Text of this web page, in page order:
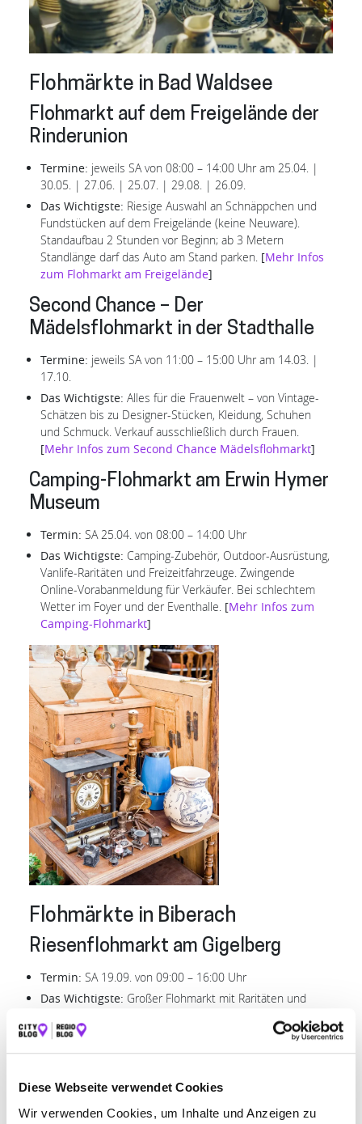
Diese Webseite verwendet Cookies
Wir verwenden Cookies, um Inhalte und Anzeigen zu
Flohmärkte in Bad Waldsee
Flohmarkt auf dem Freigelände der
Rinderunion
Termine: jeweils SA von 08:00 – 14:00 Uhr am 25.04. |
30.05. | 27.06. | 25.07. | 29.08. | 26.09.
Das Wichtigste: Riesige Auswahl an Schnäppchen und
Fundstücken auf dem Freigelände (keine Neuware).
Standaufbau 2 Stunden vor Beginn; ab 3 Metern
Standlänge darf das Auto am Stand parken. [Mehr Infos
zum Flohmarkt am Freigelände]
Second Chance – Der
Mädelsflohmarkt in der Stadthalle
Termine: jeweils SA von 11:00 – 15:00 Uhr am 14.03. |
17.10.
Das Wichtigste: Alles für die Frauenwelt – von Vintage-
Schätzen bis zu Designer-Stücken, Kleidung, Schuhen
und Schmuck. Verkauf ausschließlich durch Frauen.
[Mehr Infos zum Second Chance Mädelsflohmarkt]
Camping-Flohmarkt am Erwin Hymer
Museum
Termin: SA 25.04. von 08:00 – 14:00 Uhr
Das Wichtigste: Camping-Zubehör, Outdoor-Ausrüstung,
Vanlife-Raritäten und Freizeitfahrzeuge. Zwingende
Online-Vorabanmeldung für Verkäufer. Bei schlechtem
Wetter im Foyer und der Eventhalle. [Mehr Infos zum
Camping-Flohmarkt]
Flohmärkte in Biberach
Riesenflohmarkt am Gigelberg
Termin: SA 19.09. von 09:00 – 16:00 Uhr
Das Wichtigste: Großer Flohmarkt mit Raritäten und
Ort – ohne Voranmeldung und bei jedem Wetter.[Mehr
Amateurfunk- und
Computerflohmarkt